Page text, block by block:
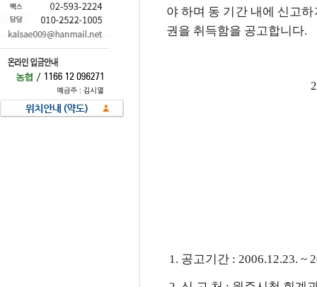
야 하며 동 기간 내에 신고
권을 취득함을 공고합니다.
2006.
1. 공고기간 : 2006.12.23. ~